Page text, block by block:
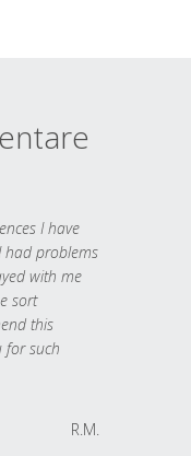
I have
had problems
with me
sort
this
for such
R.M.